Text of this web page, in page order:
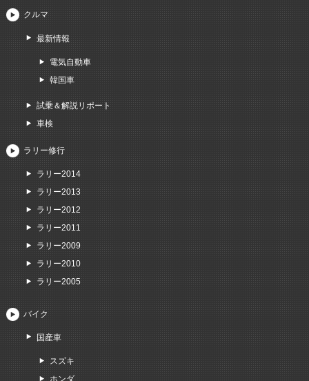
クルマ
最新情報
電気自動車
韓国車
試乗＆解説リポート
車検
ラリー修行
ラリー2014
ラリー2013
ラリー2012
ラリー2011
ラリー2009
ラリー2010
ラリー2005
バイク
国産車
スズキ
ホンダ